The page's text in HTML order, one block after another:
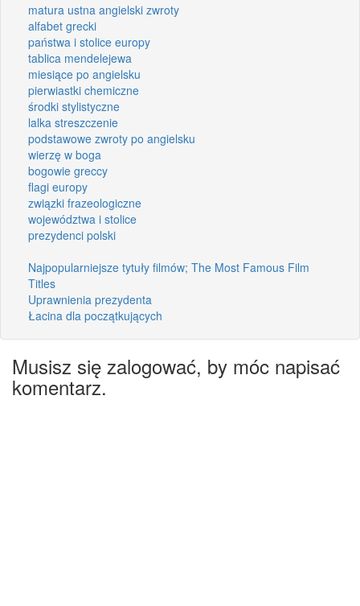
matura ustna angielski zwroty
alfabet grecki
państwa i stolice europy
tablica mendelejewa
miesiące po angielsku
pierwiastki chemiczne
środki stylistyczne
lalka streszczenie
podstawowe zwroty po angielsku
wierzę w boga
bogowie greccy
flagi europy
związki frazeologiczne
województwa i stolice
prezydenci polski
Najpopularniejsze tytuły filmów; The Most Famous Film
Titles
Uprawnienia prezydenta
Łacina dla początkujących
Musisz się zalogować, by móc napisać
komentarz.